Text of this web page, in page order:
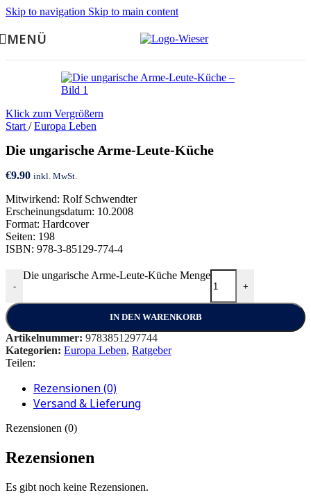
Skip to navigation Skip to main content
MENÜ
Klick zum Vergrößern
Start / Europa Leben
Die ungarische Arme-Leute-Küche
€9.90 inkl. MwSt.
Mitwirkend: Rolf Schwendter
Erscheinungsdatum: 10.2008
Format: Hardcover
Seiten: 198
ISBN: 978-3-85129-774-4
-
Die ungarische Arme-Leute-Küche Menge
+
IN DEN WARENKORB
Artikelnummer: 9783851297744
Kategorien: Europa Leben, Ratgeber
Teilen:
Rezensionen (0)
Versand & Lieferung
Rezensionen (0)
Rezensionen
Es gibt noch keine Rezensionen.